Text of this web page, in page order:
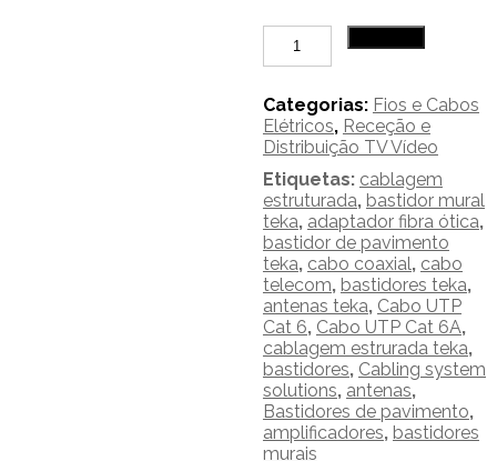
Quantidade
-
Teka
Telecomunicações
Categorias: Fios e Cabos
Elétricos, Receção e
Distribuição TV Vídeo
Etiquetas: cablagem
estruturada, bastidor mural
teka, adaptador fibra ótica,
bastidor de pavimento
teka, cabo coaxial, cabo
telecom, bastidores teka,
antenas teka, Cabo UTP
Cat 6, Cabo UTP Cat 6A,
cablagem estrurada teka,
bastidores, Cabling system
solutions, antenas,
Bastidores de pavimento,
amplificadores, bastidores
murais